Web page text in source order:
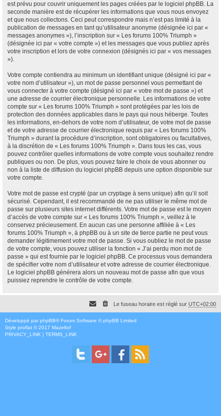
est prévu pour couvrir uniquement les pages créées par le logiciel phpBB. La
seconde manière est de récupérer les informations que vous nous envoyez
et que nous collectons. Ceci peut correspondre mais n’est pas limité à la
publication de messages en tant qu’utilisateur anonyme (désignée ici par «
messages anonymes »), l’inscription sur « Les forums 100% Triumph »
(désignée ici par « votre compte ») et les messages que vous publiez après
votre inscription et lors de votre connexion (désignés ici par « vos messages
»).
Votre compte contiendra au minimum un identifiant unique (désigné ici par «
votre nom d’utilisateur »), un mot de passe personnel vous permettant de
vous connecter à votre compte (désigné ici par « votre mot de passe ») et
une adresse de courrier électronique personnelle. Les informations de votre
compte sur « Les forums 100% Triumph » sont protégées par les lois de
protection des données applicables dans le pays qui nous héberge. Toutes
les informations, en-dehors de votre nom d’utilisateur, de votre mot de passe
et de votre adresse de courrier électronique requis par « Les forums 100%
Triumph » durant la procédure d’inscription, sont obligatoires ou facultatives,
à la discrétion de « Les forums 100% Triumph ». Dans tous les cas, vous
pouvez contrôler quelles informations de votre compte vous souhaitez rendre
publiques ou non. De plus, vous pouvez faire le choix de vous abonner ou
non à la liste de diffusion du logiciel phpBB depuis une option disponible sur
votre compte.
Votre mot de passe est crypté (par un cryptage à sens unique) afin qu’il soit
sécurisé. Cependant, il est recommandé de ne pas utiliser le même mot de
passe sur plusieurs sites internet différents. Votre mot de passe est le moyen
d’accès de votre compte sur « Les forums 100% Triumph », veillez à le
conservez précieusement. En aucun cas une personne affiliée à « Les
forums 100% Triumph », à phpBB ou à un site de tierce partie ne peut vous
demander légitimement votre mot de passe. Si vous oubliez le mot de passe
de votre compte, vous pouvez utiliser la fonction « J’ai perdu mon mot de
passe » qui est fournie par le logiciel phpBB. Ce processus vous demandera
de spécifier votre nom d’utilisateur et votre adresse de courrier électronique.
Le logiciel phpBB générera alors un nouveau mot de passe afin que vous
puissiez reprendre le contrôle de votre compte.
Le fuseau horaire est réglé sur UTC+02:00
Développé par phpBB® Forum Software © phpBB Limited
Style proflat © 2017 Mazeltof
PRIVACY_LINK | TERMS_LINK